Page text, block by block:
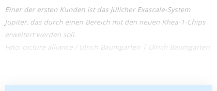
Einer der ersten Kunden ist das Jülicher Exascale-System
Jupiter, das durch einen Bereich mit den neuen Rhea-1-Chips
erweitert werden soll.
Foto: picture alliance / Ulrich Baumgarten | Ulrich Baumgarten